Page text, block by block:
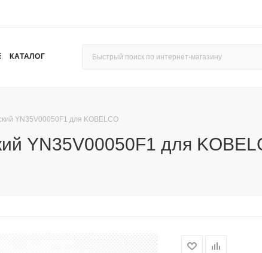
КАТАЛОГ
YN35V00050F1 для KOBELCO
YN35V00050F1 для